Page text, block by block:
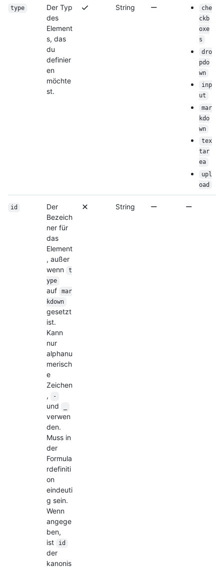
type
Der Typ
des
Element
s, das
du
definier
en
möchte
st.
String
che
ckb
oxe
s
dro
pdo
wn
inp
ut
mar
kdo
wn
tex
tar
ea
upl
oad
id
Der
Bezeich
ner für
das
Element
, außer
wenn
t
ype
auf
mar
kdown
gesetzt
ist.
Kann
nur
alphanu
merisch
e
Zeichen
,
-
und
verwen
den.
Muss in
der
Formula
rdefiniti
on
eindeuti
g sein.
Wenn
angege
ben,
ist
id
der
kanonis
String